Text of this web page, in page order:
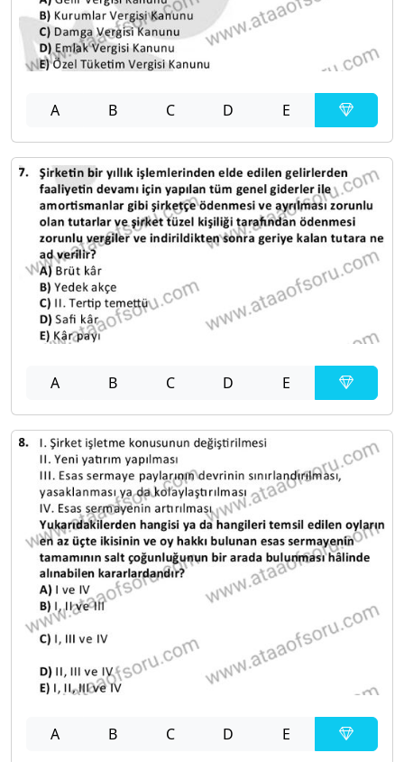
A B C D E
A B C D E
A B C D E